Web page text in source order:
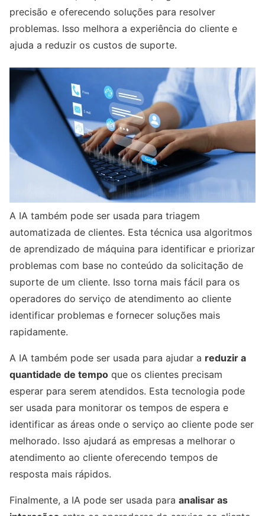
precisão e oferecendo soluções para resolver
problemas. Isso melhora a experiência do cliente e
ajuda a reduzir os custos de suporte.
A IA também pode ser usada para triagem
automatizada de clientes. Esta técnica usa algoritmos
de aprendizado de máquina para identificar e priorizar
problemas com base no conteúdo da solicitação de
suporte de um cliente. Isso torna mais fácil para os
operadores do serviço de atendimento ao cliente
identificar problemas e fornecer soluções mais
rapidamente.
A IA também pode ser usada para ajudar a reduzir a
quantidade de tempo que os clientes precisam
esperar para serem atendidos. Esta tecnologia pode
ser usada para monitorar os tempos de espera e
identificar as áreas onde o serviço ao cliente pode ser
melhorado. Isso ajudará as empresas a melhorar o
atendimento ao cliente oferecendo tempos de
resposta mais rápidos.
Finalmente, a IA pode ser usada para analisar as